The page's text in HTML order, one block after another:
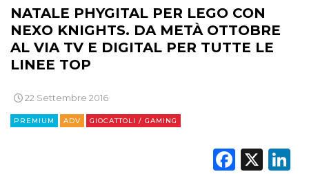
STRATEGIE
NATALE PHYGITAL PER LEGO CON
NEXO KNIGHTS. DA METÀ OTTOBRE
AL VIA TV E DIGITAL PER TUTTE LE
LINEE TOP
22 Settembre 2016
PREMIUM ADV GIOCATTOLI / GAMING
X